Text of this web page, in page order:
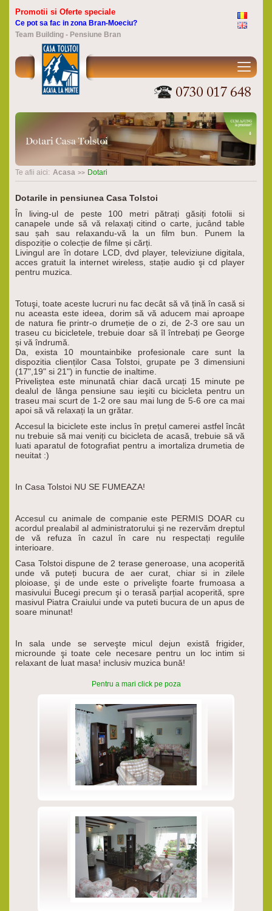
Promotii si Oferte speciale
Ce pot sa fac in zona Bran-Moeciu?
Team Building - Pensiune Bran
Te afii aici: Acasa Dotari
Dotarile in pensiunea Casa Tolstoi
În living-ul de peste 100 metri pătrați găsiți fotolii si
canapele unde să vă relaxați citind o carte, jucând table
sau șah sau relaxandu-vă la un film bun. Punem la
dispoziție o colecție de filme și cărți.
Livingul are în dotare LCD, dvd player, televiziune digitala,
acces gratuit la internet wireless, stație audio şi cd player
pentru muzica.
Totuşi, toate aceste lucruri nu fac decât să vă țină în casă si
nu aceasta este ideea, dorim să vă aducem mai aproape
de natura fie printr-o drumeție de o zi, de 2-3 ore sau un
traseu cu bicicletele, trebuie doar să îl întrebați pe George
și vă îndrumă.
Da, exista 10 mountainbike profesionale care sunt la
dispozitia clienților Casa Tolstoi, grupate pe 3 dimensiuni
(17",19" si 21") in functie de inaltime.
Priveliștea este minunată chiar dacă urcați 15 minute pe
dealul de lânga pensiune sau ieşiti cu bicicleta pentru un
traseu mai scurt de 1-2 ore sau mai lung de 5-6 ore ca mai
apoi să vă relaxați la un grătar.
Accesul la biciclete este inclus în prețul camerei astfel încât
nu trebuie să mai veniți cu bicicleta de acasă, trebuie să vă
luati aparatul de fotografiat pentru a imortaliza drumetia de
neuitat :)
In Casa Tolstoi NU SE FUMEAZA!
Accesul cu animale de companie este PERMIS DOAR cu
acordul prealabil al administratorului şi ne rezervăm dreptul
de vă refuza în cazul în care nu respectați regulile
interioare.
Casa Tolstoi dispune de 2 terase generoase, una acoperită
unde vă puteți bucura de aer curat, chiar si in zilele
ploioase, şi de unde este o privelişte foarte frumoasa a
masivului Bucegi precum şi o terasă parțial acoperită, spre
masivul Piatra Craiului unde va puteti bucura de un apus de
soare minunat!
In sala unde se serveşte micul dejun există frigider,
microunde şi toate cele necesare pentru un loc intim si
relaxant de luat masa! inclusiv muzica bună!
Pentru a mari click pe poza